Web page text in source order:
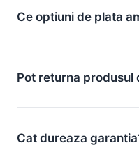
Ce optiuni de plata
Pot returna produsul
Cat dureaza